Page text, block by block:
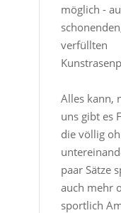
möglich -
verfüllten
Alles kann,
uns gibt es
die völlig
paar Sätze
auch mehr
sportlich